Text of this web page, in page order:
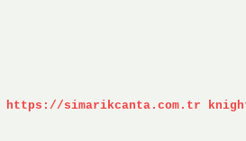
https://simarikcanta.com.tr